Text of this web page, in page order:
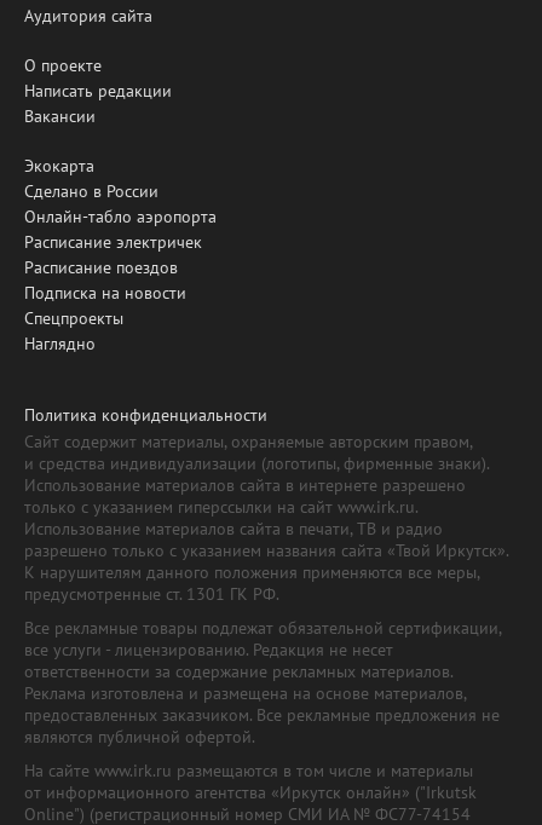
Аудитория сайта
О проекте
Написать редакции
Вакансии
Экокарта
Сделано в России
Онлайн-табло аэропорта
Расписание электричек
Расписание поездов
Подписка на новости
Спецпроекты
Наглядно
Политика конфиденциальности
Сайт содержит материалы, охраняемые авторским правом,
и средства индивидуализации (логотипы, фирменные знаки).
Использование материалов сайта в интернете разрешено
только с указанием гиперссылки на сайт www.irk.ru.
Использование материалов сайта в печати, ТВ и радио
разрешено только с указанием названия сайта «Твой Иркутск».
К нарушителям данного положения применяются все меры,
предусмотренные ст. 1301 ГК РФ.
Все рекламные товары подлежат обязательной сертификации,
все услуги - лицензированию. Редакция не несет
ответственности за содержание рекламных материалов.
Реклама изготовлена и размещена на основе материалов,
предоставленных заказчиком. Все рекламные предложения не
являются публичной офертой.
На сайте www.irk.ru размещаются в том числе и материалы
от информационного агентства «Иркутск онлайн» ("Irkutsk
Online") (регистрационный номер СМИ ИА № ФС77-74154